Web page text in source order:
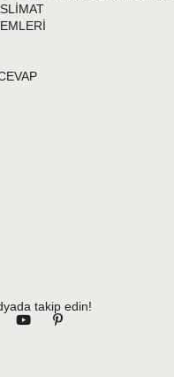
takip edin!